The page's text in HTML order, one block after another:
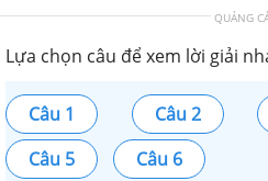
QUẢNG
Lựa chọn câu để xem lời giải
Câu 1 Câu 2
Câu 5
Câu 6